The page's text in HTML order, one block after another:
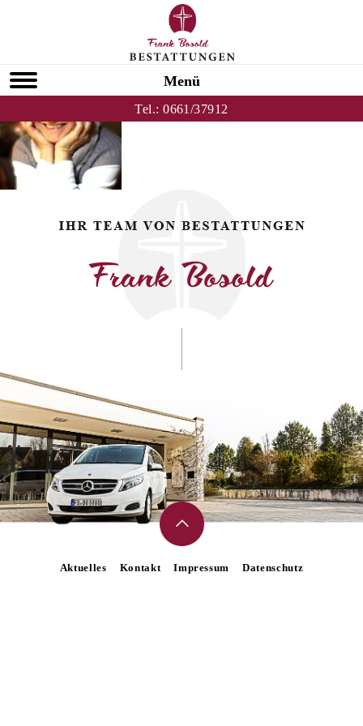
Menü
Tel.:0661/37912
HOMEPAGE
Aktuelles Kontakt Impressum Datenschutz